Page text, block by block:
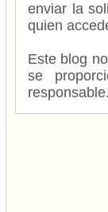
enviar la
quien
Este blog
se